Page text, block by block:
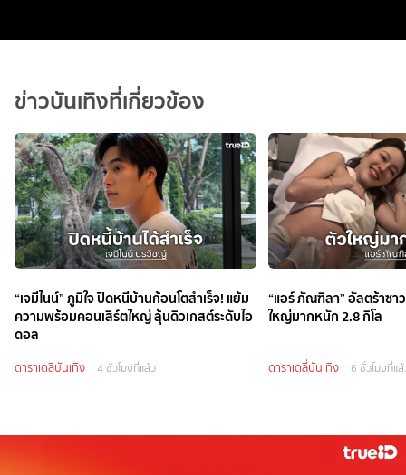
ข่าวบันเทิงที่เกี่ยวข้อง
“เจมีไนน์” ภูมิใจ ปิดหนี้บ้านก้อนโตสำเร็จ! แย้ม
ความพร้อมคอนเสิร์ตใหญ่ ลุ้นดิวเกสต์ระดับไอ
ดอล
ดาราเดลี่บันเทิง 4 ชั่วโมงที่แล้ว
“แอร์ ภัณฑิลา” อัลตร้าซา
ใหญ่มากหนัก 2.8 กิโล
ดาราเดลี่บันเทิง 6 ชั่วโมงที่แ